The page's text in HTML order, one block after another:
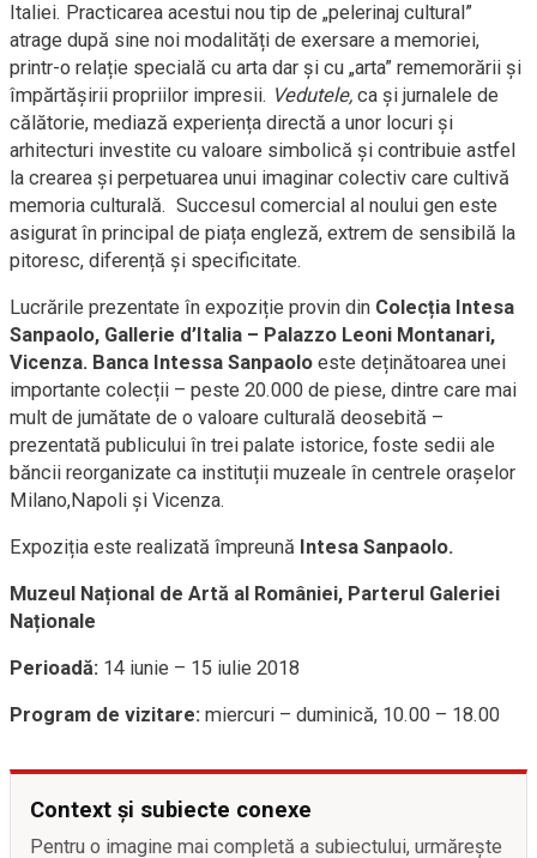
Italiei. Practicarea acestui nou tip de „pelerinaj cultural”
atrage după sine noi modalități de exersare a memoriei,
printr-o relație specială cu arta dar și cu „arta” rememorării și
împărtășirii propriilor impresii. Vedutele, ca și jurnalele de
călătorie, mediază experiența directă a unor locuri și
arhitecturi investite cu valoare simbolică și contribuie astfel
la crearea și perpetuarea unui imaginar colectiv care cultivă
memoria culturală. Succesul comercial al noului gen este
asigurat în principal de piața engleză, extrem de sensibilă la
pitoresc, diferență și specificitate.
Lucrările prezentate în expoziție provin din Colecția Intesa
Sanpaolo, Gallerie d’Italia – Palazzo Leoni Montanari,
Vicenza. Banca Intessa Sanpaolo este deținătoarea unei
importante colecții – peste 20.000 de piese, dintre care mai
mult de jumătate de o valoare culturală deosebită –
prezentată publicului în trei palate istorice, foste sedii ale
băncii reorganizate ca instituții muzeale în centrele orașelor
Milano,Napoli și Vicenza.
Expoziția este realizată împreună Intesa Sanpaolo.
Muzeul Național de Artă al României, Parterul Galeriei
Naționale
Perioadă: 14 iunie – 15 iulie 2018
Program de vizitare: miercuri – duminică, 10.00 – 18.00
Context și subiecte conexe
Pentru o imagine mai completă a subiectului, urmărește